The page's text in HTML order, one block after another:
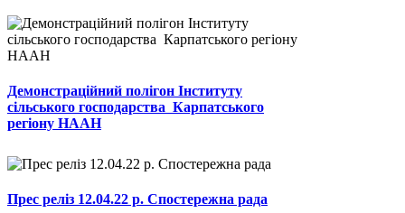
Демонстраційний полігон Інституту
сільського господарства Карпатського
регіону НААН
Прес реліз 12.04.22 р. Спостережна рада